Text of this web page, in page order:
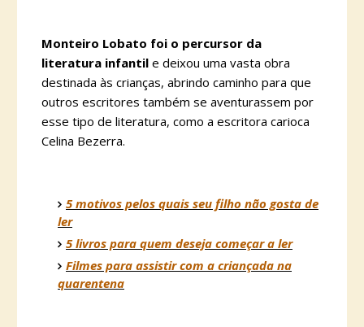
Monteiro Lobato foi o percursor da
literatura infantil e deixou uma vasta obra
destinada às crianças, abrindo caminho para que
outros escritores também se aventurassem por
esse tipo de literatura, como a escritora carioca
Celina Bezerra.
5 motivos pelos quais seu filho não gosta de
ler
5 livros para quem deseja começar a ler
Filmes para assistir com a criançada na
quarentena